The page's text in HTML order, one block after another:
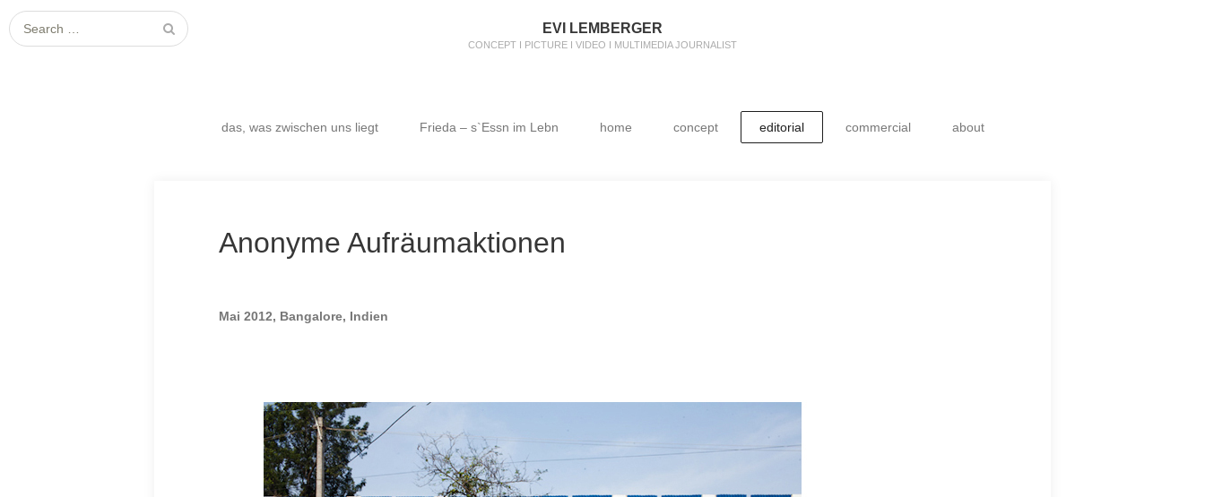
EVI LEMBERGER
CONCEPT I PICTURE I VIDEO I MULTIMEDIA JOURNALIST
S
e
das, was zwischen uns liegt Frieda – s`Essn im Lebn home concept editorial commercial about
Anonyme Aufräumaktionen
Mai 2012, Bangalore, Indien